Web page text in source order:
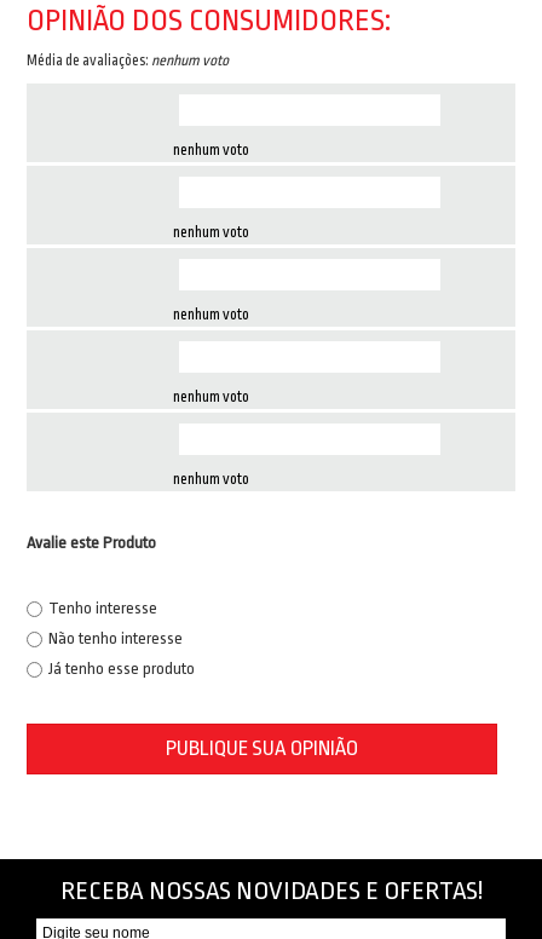
OPINIÃO DOS CONSUMIDORES:
Média de avaliações: nenhum voto
nenhum voto
nenhum voto
nenhum voto
nenhum voto
nenhum voto
Avalie este Produto
Tenho interesse
Não tenho interesse
Já tenho esse produto
PUBLIQUE SUA OPINIÃO
RECEBA NOSSAS NOVIDADES E OFERTAS!